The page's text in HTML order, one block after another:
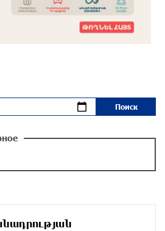
деле ожидает общество?
бойкота оппозиции - пустая
«Паст»
около одного месяца назад